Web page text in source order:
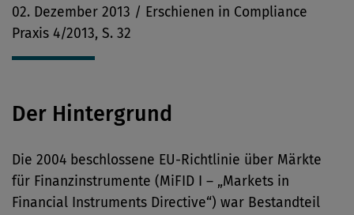
02. Dezember 2013 / Erschienen in Compliance
Praxis 4/2013, S. 32
Der Hintergrund
Die 2004 beschlossene EU-Richtlinie über Märkte
für Finanzinstrumente (MiFID I – „Markets in
Financial Instruments Directive“) war Bestandteil